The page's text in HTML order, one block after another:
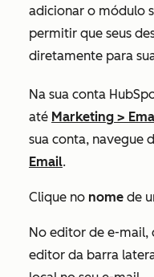
adicionar o módulo
permitir que seus
diretamente para
Na sua conta
até Marketing >
sua conta, navegue
Email.
Clique no nome de
No editor de e-mail,
editor da barra